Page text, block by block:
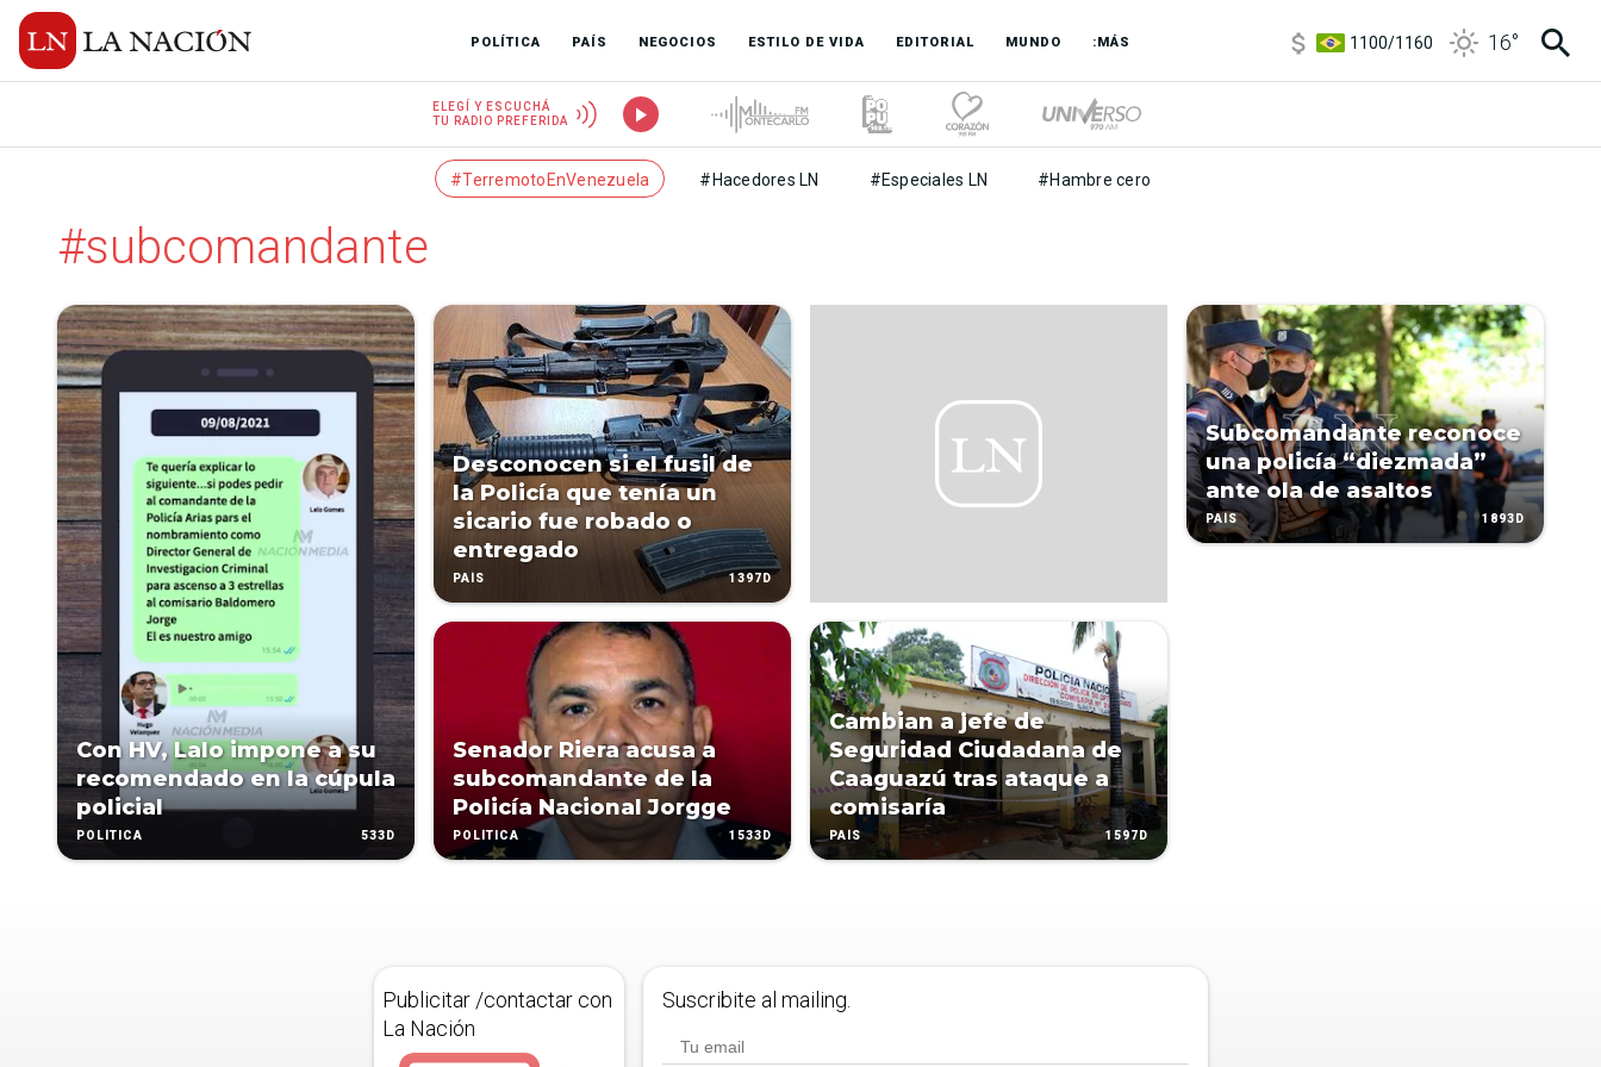
POLÍTICA PAÍS NEGOCIOS ESTILO DE VIDA EDITORIAL MUNDO :MÁS
1100/1160
16°
ELEGÍ Y ESCUCHÁ
TU RADIO PREFERIDA
#TerremotoEnVenezuela #Hacedores LN #Especiales LN #Hambre cero
#subcomandante
Con HV, Lalo impone a su
recomendado en la cúpula
policial
POLÍTICA 533D
Desconocen si el fusil de
la Policía que tenía un
sicario fue robado o
entregado
PAÍS 1397D
Senador Riera acusa a
subcomandante de la
Policía Nacional Jorgge
POLÍTICA 1533D
Cambian a jefe de
Seguridad Ciudadana de
Caaguazú tras ataque a
comisaría
PAÍS 1597D
Subcomandante reconoce
una policía “diezmada”
ante ola de asaltos
PAÍS 1893D
Publicitar /contactar con
La Nación
Suscribite al mailing.